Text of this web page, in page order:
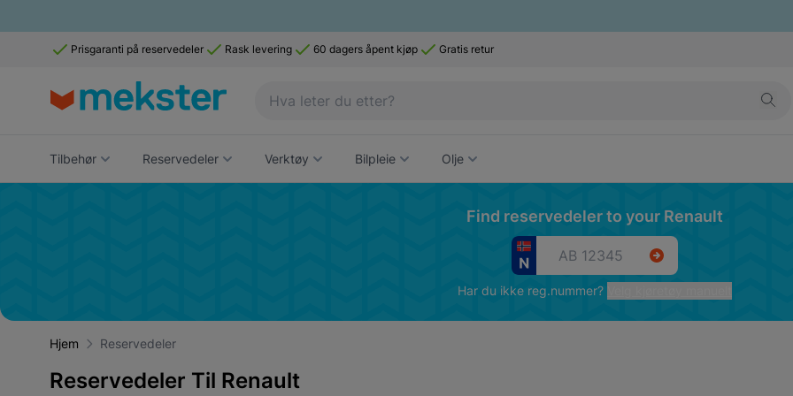
Prisgaranti på reservedeler Rask levering 60 dagers åpent kjøp Gratis retur
Tilbehør Reservedeler Verktøy Bilpleie Olje
Find reservedeler to your Renault
Har du ikke reg.nummer?
Hjem Reservedeler
Reservedeler Til Renault